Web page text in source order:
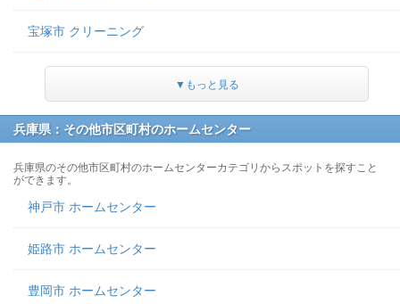
宝塚市 クリーニング
▼もっと見る
兵庫県：その他市区町村のホームセンター
兵庫県のその他市区町村のホームセンターカテゴリからスポットを探すこと
ができます。
神戸市 ホームセンター
姫路市 ホームセンター
豊岡市 ホームセンター